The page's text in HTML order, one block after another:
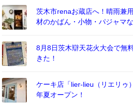
茨木市renaお蔵店へ！晴雨兼
材のかばん・小物・パジャマ
8月8日茨木辯天花火大会で無
きた！
ケーキ店「lier-lieu（リエリゥ
年夏オープン！